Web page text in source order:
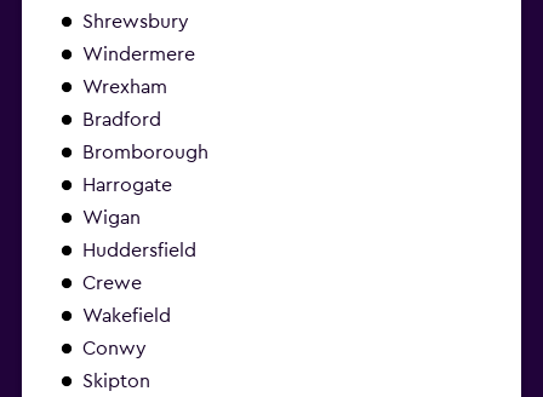
Shrewsbury
Windermere
Wrexham
Bradford
Bromborough
Harrogate
Wigan
Huddersfield
Crewe
Wakefield
Conwy
Skipton